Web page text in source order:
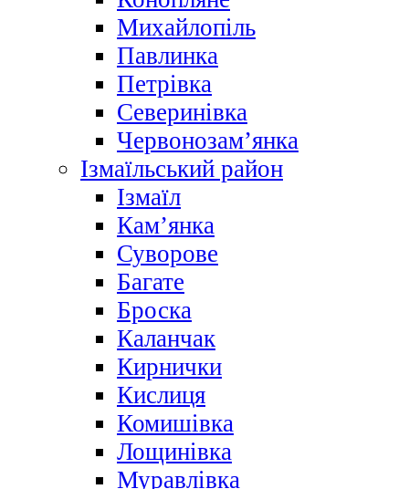
Михайлопіль
Павлинка
Петрівка
Северинівка
Червонозам’янка
Ізмаїльський район
Ізмаїл
Кам’янка
Суворове
Багате
Броска
Каланчак
Кирнички
Кислиця
Комишівка
Лощинівка
Муравлівка